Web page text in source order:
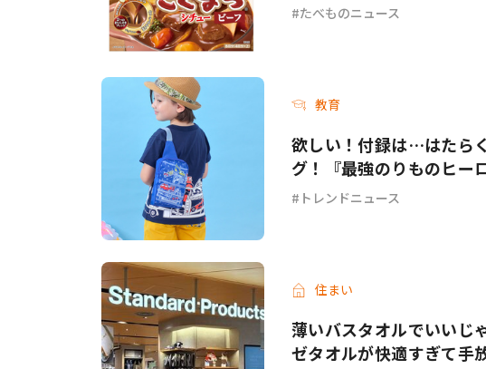
ーフ＞が新発売
たべものニュース
教育
欲しい！付録は…はたら
グ！『最強のりものヒー
トレンドニュース
住まい
薄いバスタオルでいいじ
ゼタオルが快適すぎて手